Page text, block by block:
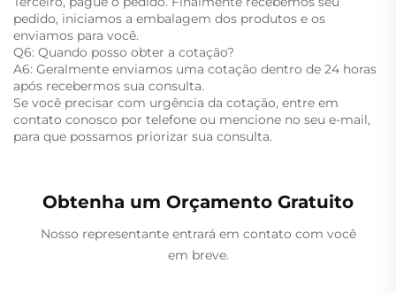
pedido, iniciamos a embalagem dos produtos e os
enviamos para você.
Q6: Quando posso obter a cotação?
A6: Geralmente enviamos uma cotação dentro de 24 horas
após recebermos sua consulta.
Se você precisar com urgência da cotação, entre em
contato conosco por telefone ou mencione no seu e-mail,
para que possamos priorizar sua consulta.
Obtenha um Orçamento Gratuito
Nosso representante entrará em contato com você
em breve.